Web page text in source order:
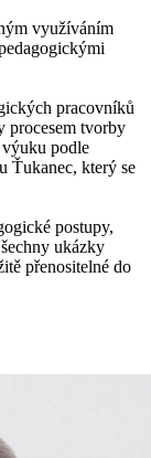
využíváním
pracovníků
procesem tvorby
podle
Ťukanec, který se
postupy,
ukázky
přenositelné do